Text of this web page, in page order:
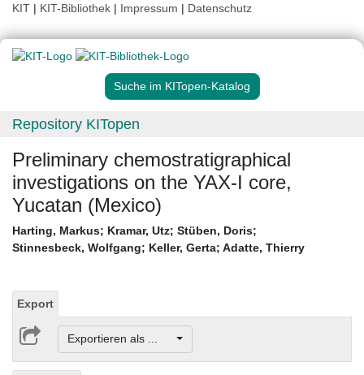
KIT | KIT-Bibliothek | Impressum | Datenschutz
Suche im KITopen-Katalog
Repository KITopen
Preliminary chemostratigraphical
investigations on the YAX-I core,
Yucatan (Mexico)
Harting, Markus; Kramar, Utz; Stüben, Doris;
Stinnesbeck, Wolfgang; Keller, Gerta; Adatte, Thierry
Export
Exportieren als ...